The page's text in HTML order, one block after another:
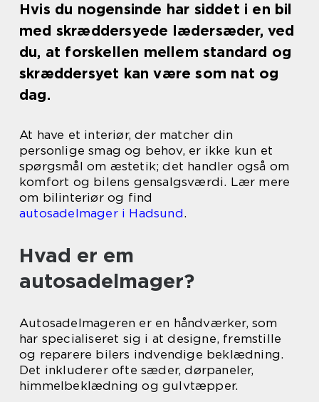
Hvis du nogensinde har siddet i en bil
med skræddersyede lædersæder, ved
du, at forskellen mellem standard og
skræddersyet kan være som nat og
dag.
At have et interiør, der matcher din
personlige smag og behov, er ikke kun et
spørgsmål om æstetik; det handler også om
komfort og bilens gensalgsværdi. Lær mere
om bilinteriør og find
autosadelmager i Hadsund.
Hvad er em
autosadelmager?
Autosadelmageren er en håndværker, som
har specialiseret sig i at designe, fremstille
og reparere bilers indvendige beklædning.
Det inkluderer ofte sæder, dørpaneler,
himmelbeklædning og gulvtæpper.